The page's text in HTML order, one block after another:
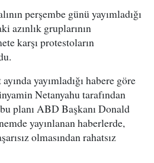
perşembe günü yayımladığı
azınlık gruplarının
karşı protestoların
yayımladığı habere göre
Netanyahu tarafından
planı ABD Başkanı Donald
yayınlanan haberlerde,
olmasından rahatsız